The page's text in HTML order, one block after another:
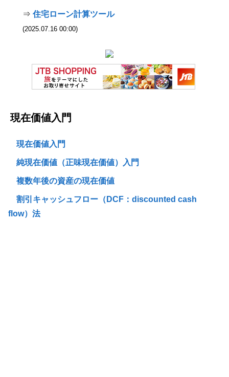
⇒ 住宅ローン計算ツール
(2025.07.16 00:00)
現在価値入門
現在価値入門
純現在価値（正味現在価値）入門
複数年後の資産の現在価値
割引キャッシュフロー（DCF：discounted cash
flow）法